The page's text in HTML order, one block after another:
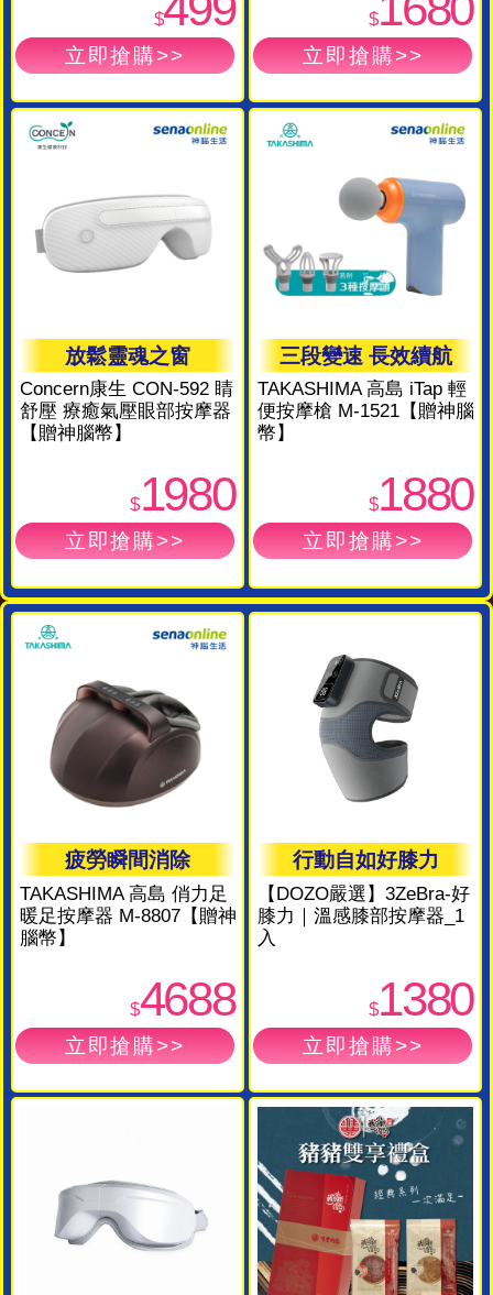
$ $
放鬆靈魂之窗
Concern康生 CON-592 睛
舒壓 療癒氣壓眼部按摩器
【贈神腦幣】
$1980
三段變速 長效續航
TAKASHIMA 高島 iTap 輕
便按摩槍 M-1521【贈神腦
幣】
$1880
疲勞瞬間消除
TAKASHIMA 高島 俏力足
暖足按摩器 M-8807【贈神
腦幣】
$4688
行動自如好膝力
【DOZO嚴選】3ZeBra-好
膝力｜溫感膝部按摩器_1
入
$1380